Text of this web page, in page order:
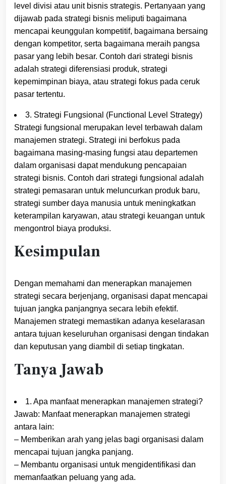
level divisi atau unit bisnis strategis. Pertanyaan yang
dijawab pada strategi bisnis meliputi bagaimana
mencapai keunggulan kompetitif, bagaimana bersaing
dengan kompetitor, serta bagaimana meraih pangsa
pasar yang lebih besar. Contoh dari strategi bisnis
adalah strategi diferensiasi produk, strategi
kepemimpinan biaya, atau strategi fokus pada ceruk
pasar tertentu.
3. Strategi Fungsional (Functional Level Strategy)
Strategi fungsional merupakan level terbawah dalam
manajemen strategi. Strategi ini berfokus pada
bagaimana masing-masing fungsi atau departemen
dalam organisasi dapat mendukung pencapaian
strategi bisnis. Contoh dari strategi fungsional adalah
strategi pemasaran untuk meluncurkan produk baru,
strategi sumber daya manusia untuk meningkatkan
keterampilan karyawan, atau strategi keuangan untuk
mengontrol biaya produksi.
Kesimpulan
Dengan memahami dan menerapkan manajemen
strategi secara berjenjang, organisasi dapat mencapai
tujuan jangka panjangnya secara lebih efektif.
Manajemen strategi memastikan adanya keselarasan
antara tujuan keseluruhan organisasi dengan tindakan
dan keputusan yang diambil di setiap tingkatan.
Tanya Jawab
1. Apa manfaat menerapkan manajemen strategi?
Jawab: Manfaat menerapkan manajemen strategi
antara lain:
– Memberikan arah yang jelas bagi organisasi dalam
mencapai tujuan jangka panjang.
– Membantu organisasi untuk mengidentifikasi dan
memanfaatkan peluang yang ada.